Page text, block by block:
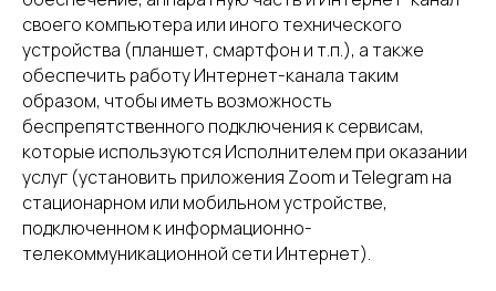
своего компьютера или иного технического
устройства (планшет, смартфон и т.п.), а также
обеспечить работу Интернет-канала таким
образом, чтобы иметь возможность
беспрепятственного подключения к сервисам,
которые используются Исполнителем при оказании
услуг (установить приложения Zoom и Telegram на
стационарном или мобильном устройстве,
подключенном к информационно-
телекоммуникационной сети Интернет).